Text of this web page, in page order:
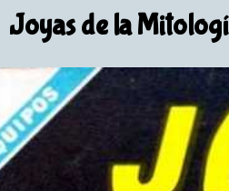
Joyas de la